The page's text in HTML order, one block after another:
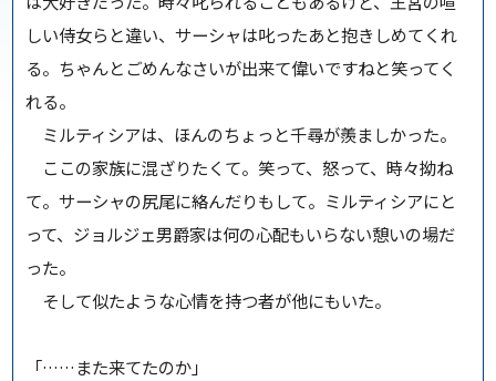
しい侍女らと違い、サーシャは叱ったあと抱きしめてくれ
る。ちゃんとごめんなさいが出来て偉いですねと笑ってく
れる。
ミルティシアは、ほんのちょっと千尋が羨ましかった。
ここの家族に混ざりたくて。笑って、怒って、時々拗ね
て。サーシャの尻尾に絡んだりもして。ミルティシアにと
って、ジョルジェ男爵家は何の心配もいらない憩いの場だ
った。
そして似たような心情を持つ者が他にもいた。
「……また来てたのか」